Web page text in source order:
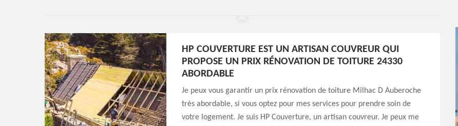
HP COUVERTURE EST UN ARTISAN COUVREUR QUI
PROPOSE UN PRIX RÉNOVATION DE TOITURE 24330
ABORDABLE
Je peux vous garantir un prix rénovation de toiture Milhac D Auberoche
très abordable, si vous optez pour mes services pour prendre soin de
votre logement. Je suis HP Couverture, un artisan couvreur. Je peux me